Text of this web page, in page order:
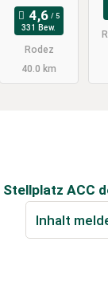
331 Bew.
Rodez
40.0 km
Stellplatz ACC
Inhalt